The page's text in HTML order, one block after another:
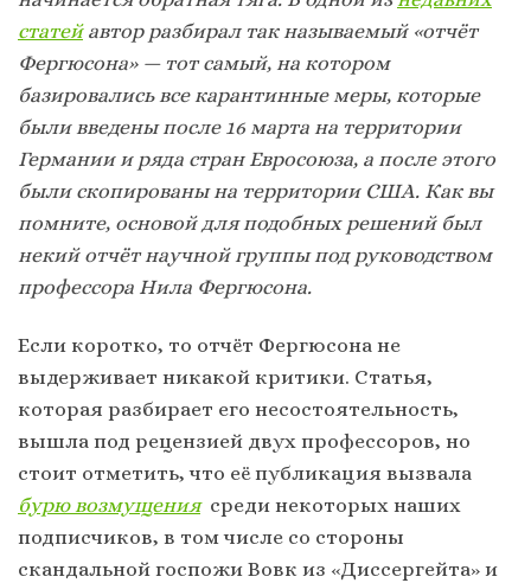
статейавтор разбирал так называемый «отчёт
Фергюсона» — тот самый, на котором
базировались все карантинные меры, которые
были введены после 16 марта на территории
Германии и ряда стран Евросоюза, а после этого
были скопированы на территории США. Как вы
помните, основой для подобных решений был
некий отчёт научной группы под руководством
профессора Нила Фергюсона.
Если коротко, то отчёт Фергюсона не
выдерживает никакой критики. Статья,
которая разбирает его несостоятельность,
вышла под рецензией двух профессоров, но
стоит отметить, что её публикация вызвала
бурю возмущениясреди некоторых наших
подписчиков, в том числе со стороны
скандальной госпожи Вовк из «Диссергейта» и